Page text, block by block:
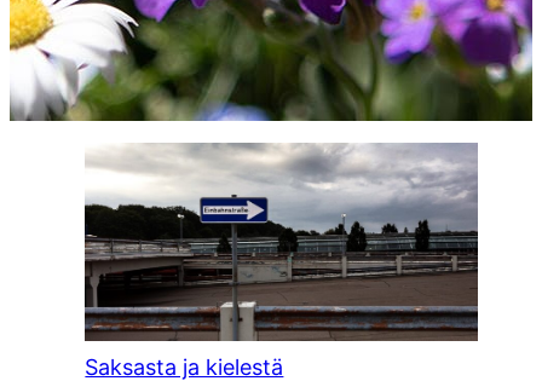
Saksasta ja kielestä